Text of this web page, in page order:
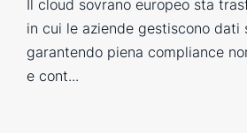
Il cloud sovrano europeo sta
in cui le aziende gestiscono dati
garantendo piena compliance
e cont...